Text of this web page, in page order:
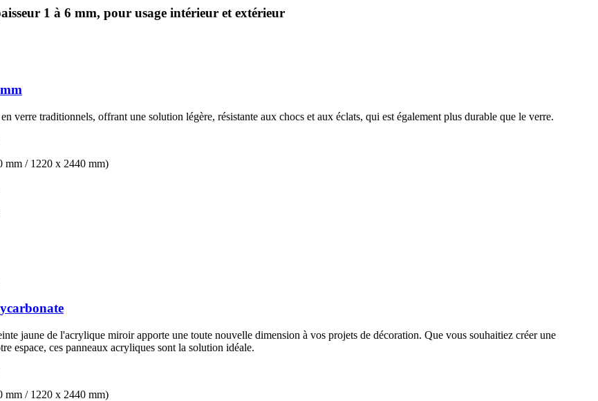
1 à 6 mm, pour usage intérieur et extérieur
verre traditionnels, offrant une solution légère, résistante aux chocs et aux éclats, qui est également plus durable que le verre.
mm / 1220 x 2440 mm)
jaune de l'acrylique miroir apporte une toute nouvelle dimension à vos projets de décoration. Que vous souhaitiez créer une
espace, ces panneaux acryliques sont la solution idéale.
mm / 1220 x 2440 mm)